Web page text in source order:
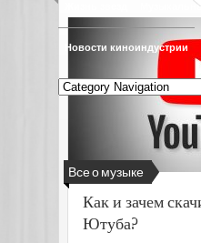
Новости киноиндустрии
Все о музыке
Как и зачем
Ютуба?